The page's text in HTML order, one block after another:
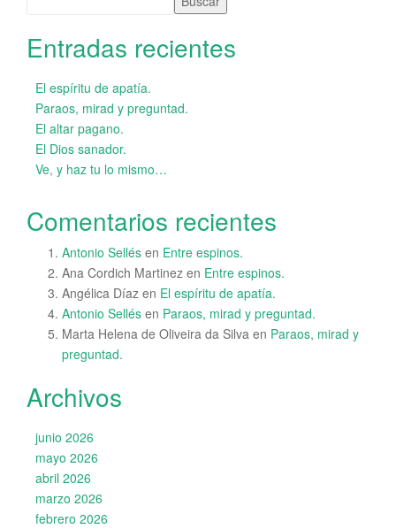
Entradas recientes
El espíritu de apatía.
Paraos, mirad y preguntad.
El altar pagano.
El Dios sanador.
Ve, y haz tu lo mismo…
Comentarios recientes
Antonio Sellés en Entre espinos.
Ana Cordich Martinez en Entre espinos.
Angélica Díaz en El espíritu de apatía.
Antonio Sellés en Paraos, mirad y preguntad.
Marta Helena de Oliveira da Silva en Paraos, mirad y
preguntad.
Archivos
junio 2026
mayo 2026
abril 2026
marzo 2026
febrero 2026